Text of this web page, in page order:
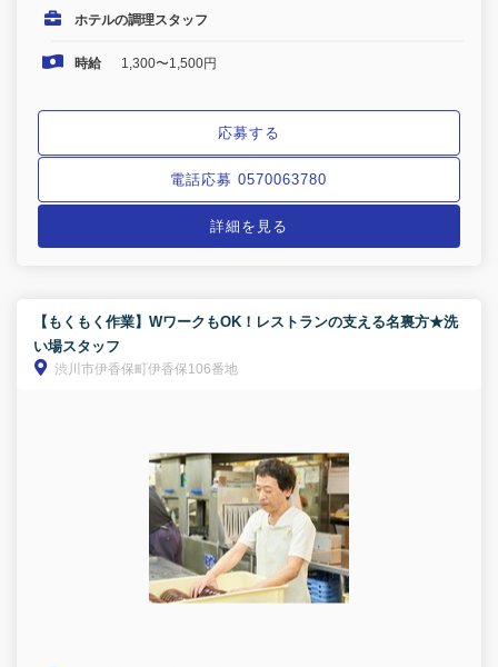
ホテルの調理スタッフ
時給 1,300〜1,500円
応募する
電話応募 0570063780
詳細を見る
【もくもく作業】WワークもOK！レストランの支える名裏方★洗
い場スタッフ
渋川市伊香保町伊香保106番地